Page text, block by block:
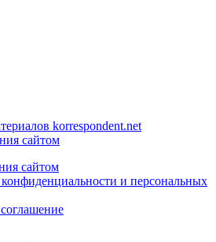
korrespondent.net
сайтом
сайтом
и персональных